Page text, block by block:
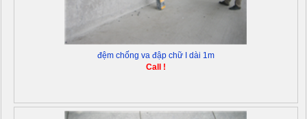
đệm chống va đập chữ I dài 1m
Call !